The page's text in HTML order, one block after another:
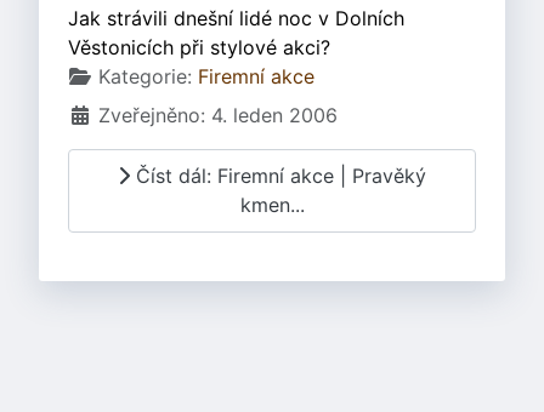
Jak strávili dnešní lidé noc v Dolních
Věstonicích při stylové akci?
Základní údaje
Kategorie: Firemní akce
Zveřejněno: 4. leden 2006
Číst dál: Firemní akce | Pravěký
kmen...